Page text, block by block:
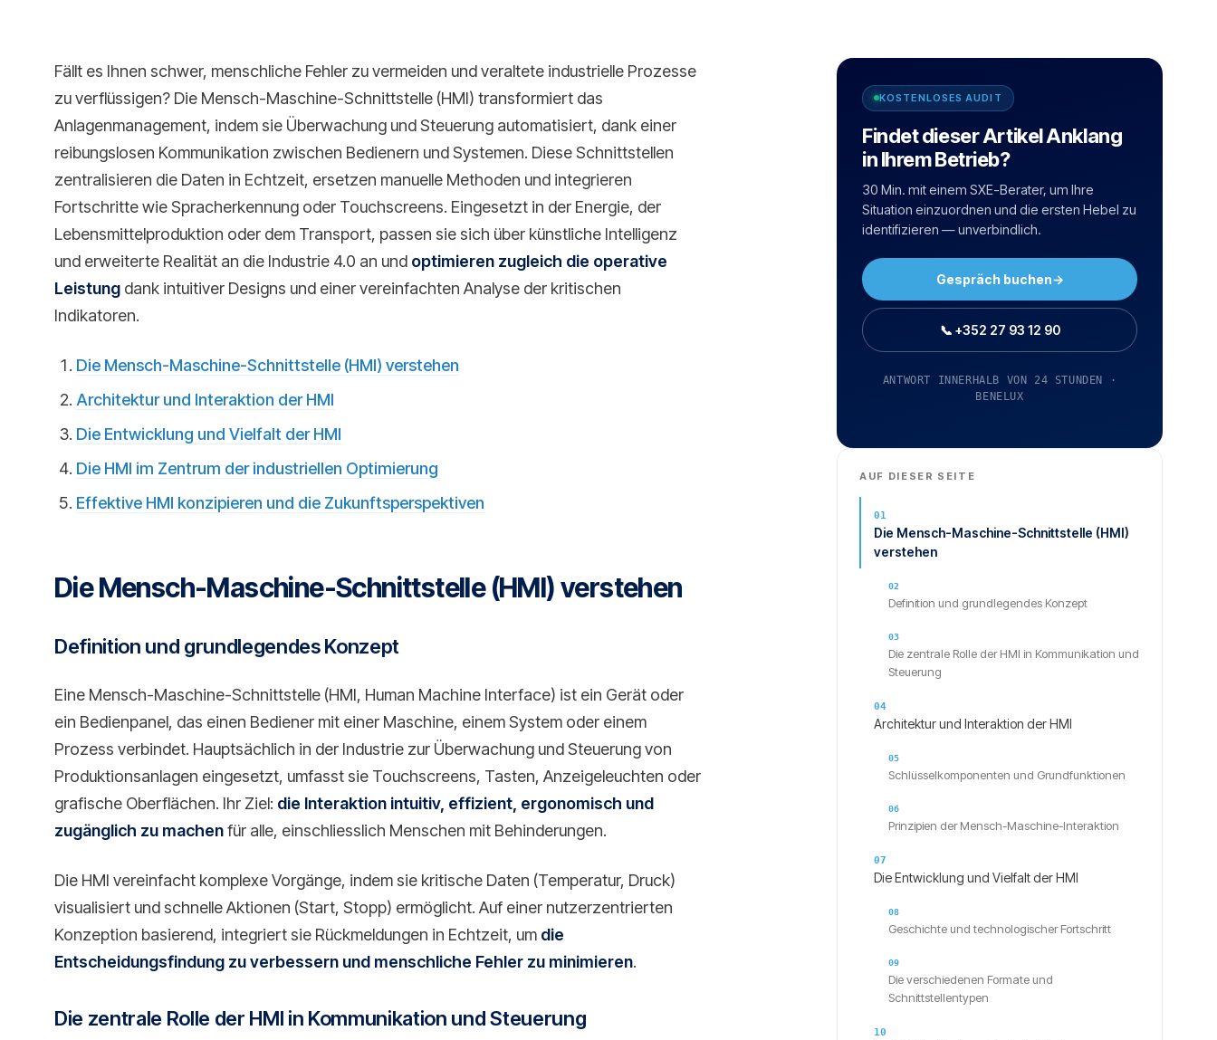
Fällt es Ihnen schwer, menschliche Fehler zu vermeiden und veraltete industrielle Prozesse
zu verflüssigen? Die Mensch-Maschine-Schnittstelle (HMI) transformiert das
Anlagenmanagement, indem sie Überwachung und Steuerung automatisiert, dank einer
reibungslosen Kommunikation zwischen Bedienern und Systemen. Diese Schnittstellen
zentralisieren die Daten in Echtzeit, ersetzen manuelle Methoden und integrieren
Fortschritte wie Spracherkennung oder Touchscreens. Eingesetzt in der Energie, der
Lebensmittelproduktion oder dem Transport, passen sie sich über künstliche Intelligenz
und erweiterte Realität an die Industrie 4.0 an und optimieren zugleich die operative
Leistung dank intuitiver Designs und einer vereinfachten Analyse der kritischen
Indikatoren.
Die Mensch-Maschine-Schnittstelle (HMI) verstehen
Architektur und Interaktion der HMI
Die Entwicklung und Vielfalt der HMI
Die HMI im Zentrum der industriellen Optimierung
Effektive HMI konzipieren und die Zukunftsperspektiven
Die Mensch-Maschine-Schnittstelle (HMI) verstehen
Definition und grundlegendes Konzept
Eine Mensch-Maschine-Schnittstelle (HMI, Human Machine Interface) ist ein Gerät oder
ein Bedienpanel, das einen Bediener mit einer Maschine, einem System oder einem
Prozess verbindet. Hauptsächlich in der Industrie zur Überwachung und Steuerung von
Produktionsanlagen eingesetzt, umfasst sie Touchscreens, Tasten, Anzeigeleuchten oder
grafische Oberflächen. Ihr Ziel: die Interaktion intuitiv, effizient, ergonomisch und
zugänglich zu machenfür alle, einschliesslich Menschen mit Behinderungen.
Die HMI vereinfacht komplexe Vorgänge, indem sie kritische Daten (Temperatur, Druck)
visualisiert und schnelle Aktionen (Start, Stopp) ermöglicht. Auf einer nutzerzentrierten
Konzeption basierend, integriert sie Rückmeldungen in Echtzeit, um die
Entscheidungsfindung zu verbessern und menschliche Fehler zu minimieren.
Die zentrale Rolle der HMI in Kommunikation und Steuerung
KOSTENLOSES AUDIT
Findet dieser Artikel Anklang
in Ihrem Betrieb?
30 Min. mit einem SXE-Berater, um Ihre
Situation einzuordnen und die ersten Hebel zu
identifizieren — unverbindlich.
Gespräch buchen→
📞 +352 27 93 12 90
ANTWORT INNERHALB VON 24 STUNDEN ·
BENELUX
AUF DIESER SEITE
Die Mensch-Maschine-Schnittstelle (HMI)
verstehen
Definition und grundlegendes Konzept
Die zentrale Rolle der HMI in Kommunikation und
Steuerung
Architektur und Interaktion der HMI
Schlüsselkomponenten und Grundfunktionen
Prinzipien der Mensch-Maschine-Interaktion
Die Entwicklung und Vielfalt der HMI
Geschichte und technologischer Fortschritt
Die verschiedenen Formate und
Schnittstellentypen